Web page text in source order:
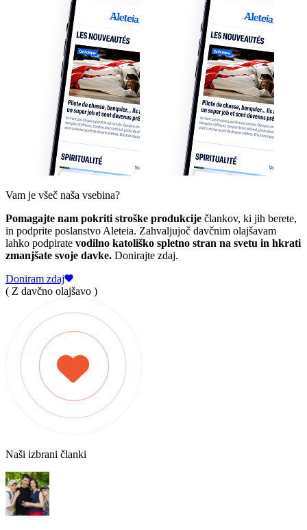
Vam je všeč naša vsebina?
Pomagajte nam pokriti stroške produkcije člankov, ki jih berete,
in podprite poslanstvo Aleteia. Zahvaljujoč davčnim olajšavam
lahko podpirate vodilno katoliško spletno stran na svetu in hkrati
zmanjšate svoje davke. Donirajte zdaj.
Doniram zdaj
( Z davčno olajšavo )
Naši izbrani članki